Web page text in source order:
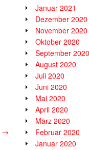
→
Januar 2021
Dezember 2020
November 2020
Oktober 2020
September 2020
August 2020
Juli 2020
Juni 2020
Mai 2020
April 2020
März 2020
Februar 2020
Januar 2020